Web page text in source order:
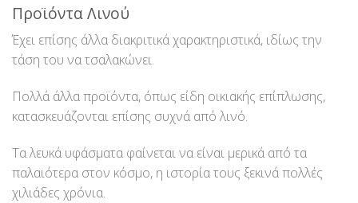
Προϊόντα Λινού
Έχει επίσης άλλα διακριτικά χαρακτηριστικά, ιδίως την
τάση του να τσαλακώνει.
Πολλά άλλα προϊόντα, όπως είδη οικιακής επίπλωσης,
κατασκευάζονται επίσης συχνά από λινό.
Τα λευκά υφάσματα φαίνεται να είναι μερικά από τα
παλαιότερα στον κόσμο, η ιστορία τους ξεκινά πολλές
χιλιάδες χρόνια.